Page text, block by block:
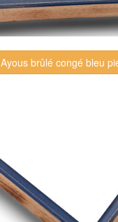
Ayous brûlé congé bleu